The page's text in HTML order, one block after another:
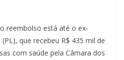
reembolso está até o ex-
que recebeu R$ 435 mil de
com saúde pela Câmara dos